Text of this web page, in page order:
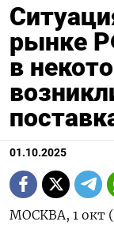
рынке
в
01.10.2025
МОСКВА, 1 окт